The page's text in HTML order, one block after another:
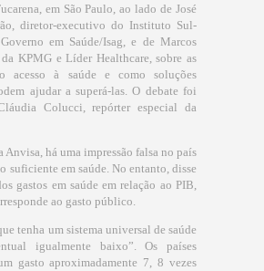
em São Paulo, ao lado de José
diretor-executivo do Instituto Sul-
em Saúde/Isag, e de Marcos
KPMG e Líder Healthcare, sobre as
acesso à saúde e como soluções
ajudar a superá-las. O debate foi
Colucci, repórter especial da
Anvisa, há uma impressão falsa no país
suficiente em saúde. No entanto, disse
gastos em saúde em relação ao PIB,
ao gasto público.
tenha um sistema universal de saúde
igualmente baixo”. Os países
gasto aproximadamente 7, 8 vezes